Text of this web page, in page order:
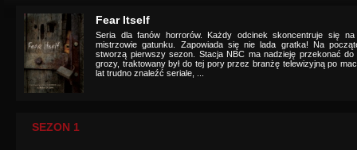
Fear Itself
Seria dla fanów horrorów. Każdy odcinek skoncentruje się
mistrzowie gatunku. Zapowiada się nie lada gratka! Na
stworzą pierwszy sezon. Stacja NBC ma nadzieję przekonać do
grozy, traktowany był do tej pory przez branżę telewizyjną po
lat trudno znaleźć seriale, ...
SEZON 1